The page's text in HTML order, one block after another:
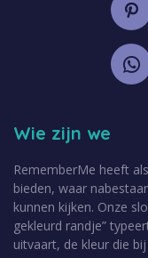
Wie zijn we
RememberMe heeft
bieden, waar
kunnen kijken. Onze
gekleurd randje”
uitvaart, de kleur die